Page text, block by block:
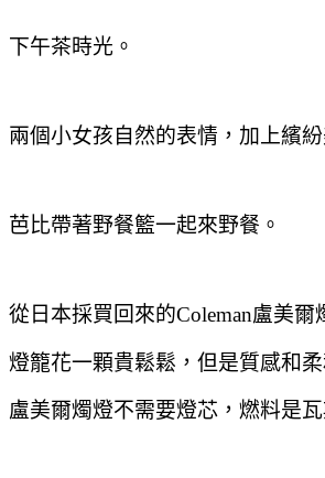
下午茶時光。
兩個小女孩自然的表情 ，加上繽
芭比帶著野餐籃一起來野餐。
從日本採買回來的Coleman盧美爾
燈籠花一顆貴鬆鬆 ，但是質感和
盧美爾燭燈不需要燈芯 ，燃料是